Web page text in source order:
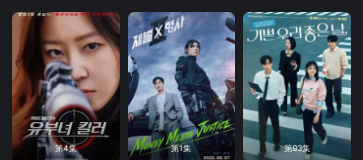
第4集 第1集 第93集